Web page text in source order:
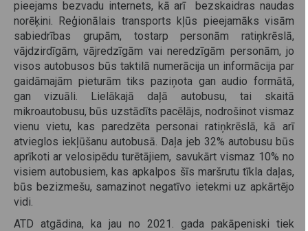
pieejams bezvadu internets, kā arī bezskaidras naudas
norēķini. Reģionālais transports kļūs pieejamāks visām
sabiedrības grupām, tostarp personām ratiņkrēslā,
vājdzirdīgām, vājredzīgām vai neredzīgām personām, jo
visos autobusos būs taktilā numerācija un informācija par
gaidāmajām pieturām tiks paziņota gan audio formātā,
gan vizuāli. Lielākajā daļā autobusu, tai skaitā
mikroautobusu, būs uzstādīts pacēlājs, nodrošinot vismaz
vienu vietu, kas paredzēta personai ratiņkrēslā, kā arī
atvieglos iekļūšanu autobusā. Daļa jeb 32% autobusu būs
aprīkoti ar velosipēdu turētājiem, savukārt vismaz 10% no
visiem autobusiem, kas apkalpos šīs maršrutu tīkla daļas,
būs bezizmešu, samazinot negatīvo ietekmi uz apkārtējo
vidi.
ATD atgādina, ka jau no 2021. gada pakāpeniski tiek